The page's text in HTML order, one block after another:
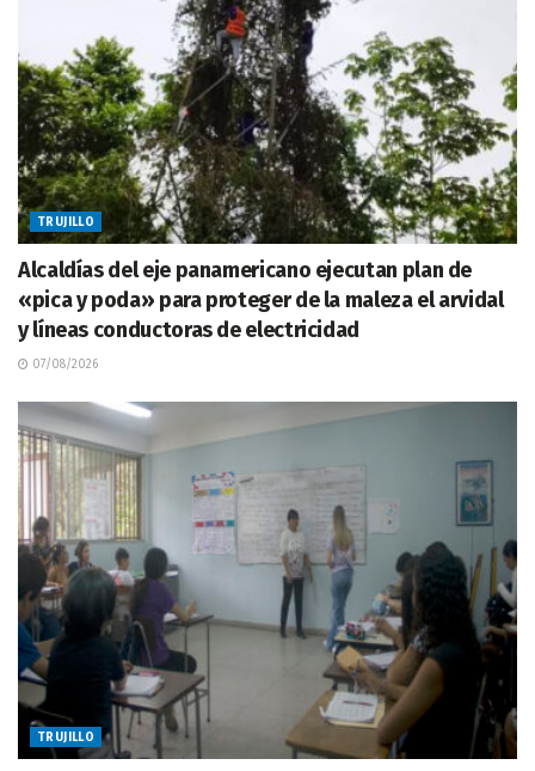
TRUJILLO
Alcaldías del eje panamericano ejecutan plan de
«pica y poda» para proteger de la maleza el arvidal
y líneas conductoras de electricidad
07/08/2026
TRUJILLO